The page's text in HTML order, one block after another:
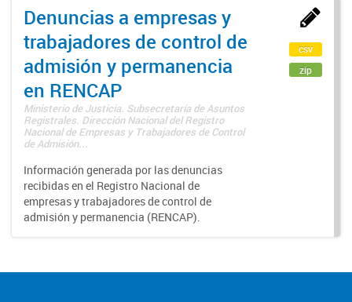
Denuncias a empresas y
trabajadores de control de
admisión y permanencia
en RENCAP
Ministerio de Justicia. Subsecretaría de Asuntos
Registrales. Dirección Nacional del Registro
Nacional de Empresas y Trabajadores de Control
de Admisión...
Información generada por las denuncias
recibidas en el Registro Nacional de
empresas y trabajadores de control de
admisión y permanencia (RENCAP).
csv
zip